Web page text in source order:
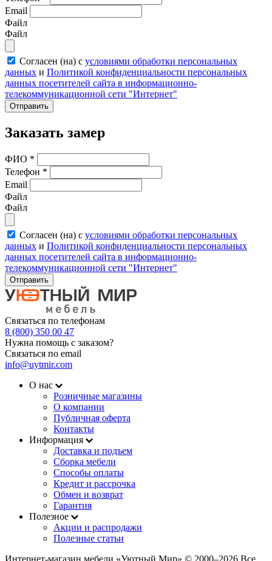
Email
Файл
Файл
Согласен (на) с условиями обработки персональных
данных и Политикой конфиденциальности персональных
данных посетителей сайта в информационно-
телекоммуникационной сети "Интернет"
Отправить
Заказать замер
ФИО *
Телефон *
Email
Файл
Файл
Согласен (на) с условиями обработки персональных
данных и Политикой конфиденциальности персональных
данных посетителей сайта в информационно-
телекоммуникационной сети "Интернет"
Отправить
Связаться по телефонам
8 (800) 350 00 47
Нужна помощь с заказом?
Связаться по email
info@uytmir.com
О нас
Розничные магазины
О компании
Публичная оферта
Контакты
Информация
Доставка и подъем
Сборка мебели
Способы оплаты
Кредит и рассрочка
Обмен и возврат
Гарантия
Полезное
Акции и распродажи
Полезные статьи